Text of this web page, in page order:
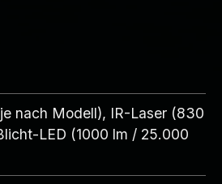
nach Modell), IR-Laser (830
LED (1000 lm / 25.000